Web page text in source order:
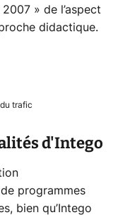
» de l’aspect
didactique.
trafic
d'Intego
programmes
bien qu’Intego